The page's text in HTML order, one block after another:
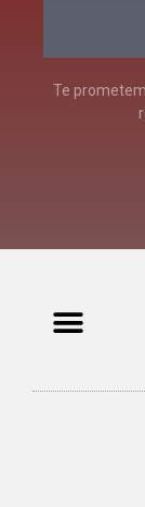
Te